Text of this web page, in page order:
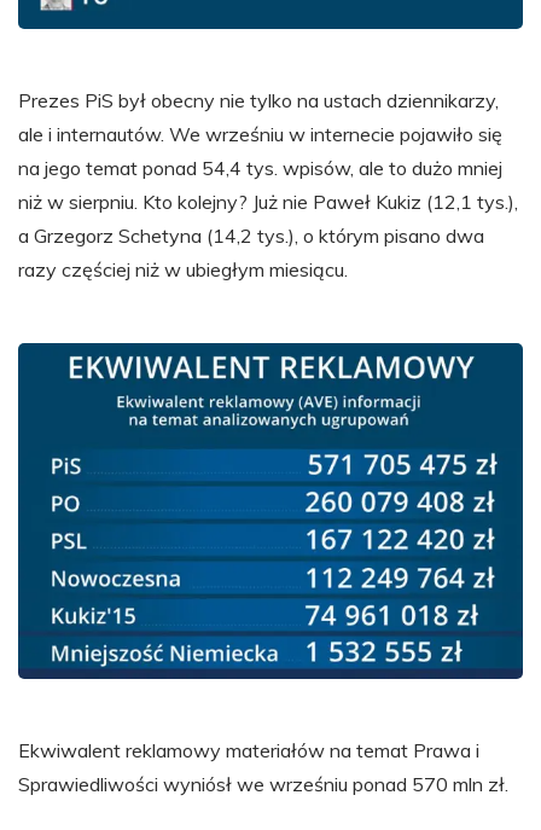
Prezes PiS był obecny nie tylko na ustach dziennikarzy,
ale i internautów. We wrześniu w internecie pojawiło się
na jego temat ponad 54,4 tys. wpisów, ale to dużo mniej
niż w sierpniu. Kto kolejny? Już nie Paweł Kukiz (12,1 tys.),
a Grzegorz Schetyna (14,2 tys.), o którym pisano dwa
razy częściej niż w ubiegłym miesiącu.
Ekwiwalent reklamowy materiałów na temat Prawa i
Sprawiedliwości wyniósł we wrześniu ponad 570 mln zł.